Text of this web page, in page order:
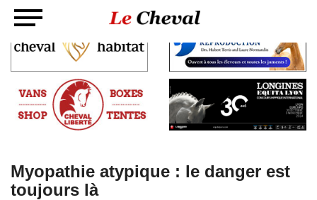
Myopathie atypique : le danger est
toujours là